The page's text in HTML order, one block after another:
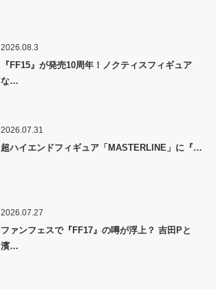
2026.08.3
『FF15』が発売10周年！ノクティスフィギュア
な…
2026.07.31
超ハイエンドフィギュア「MASTERLINE」に『…
2026.07.27
ファンフェスで『FF17』の噂が浮上？ 吉田Pと
濱…